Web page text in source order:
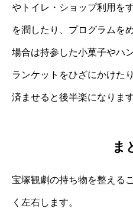
やトイレ・ショップ利用を
を潤したり、プログラムを
場合は持参した小菓子やハ
ランケットをひざにかけた
済ませると後半楽になります
ま
宝塚観劇の持ち物を整える
く左右します。